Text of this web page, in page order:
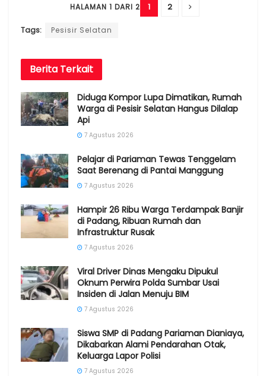
HALAMAN 1 DARI 2 1 2
Tags: Pesisir Selatan
Berita Terkait
Diduga Kompor Lupa Dimatikan, Rumah
Warga di Pesisir Selatan Hangus Dilalap
Api
7 Agustus 2026
Pelajar di Pariaman Tewas Tenggelam
Saat Berenang di Pantai Manggung
7 Agustus 2026
Hampir 26 Ribu Warga Terdampak Banjir
di Padang, Ribuan Rumah dan
Infrastruktur Rusak
7 Agustus 2026
Viral Driver Dinas Mengaku Dipukul
Oknum Perwira Polda Sumbar Usai
Insiden di Jalan Menuju BIM
7 Agustus 2026
Siswa SMP di Padang Pariaman Dianiaya,
Dikabarkan Alami Pendarahan Otak,
Keluarga Lapor Polisi
7 Agustus 2026